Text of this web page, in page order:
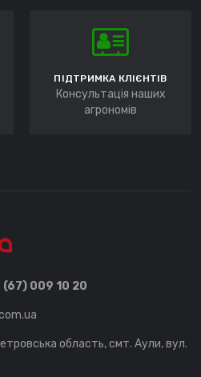
ПІДТРИМКА КЛІЄНТІВ
Консультація наших
агрономів
(67) 009 10 20
область, смт. Аули, вул.